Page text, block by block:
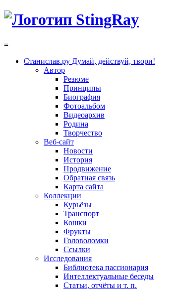
≡
Станислав.ру Думай, действуй, твори!
Автор
Резюме
Принципы
Биография
Фотоальбом
Видеоархив
Родина
Творчество
Веб-сайт
Новости
История
Продвижение
Обратная связь
Карта сайта
Коллекции
Курьёзы
Транспорт
Кошки
Фрукты
Головоломки
Ссылки
Исследования
Библиотека пассионария
Интеллектуальные беседы
Статьи, отчёты и т. п.